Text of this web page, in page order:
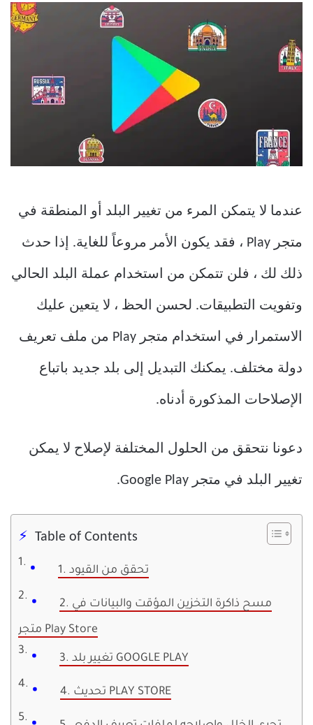
عندما لا يتمكن المرء من تغيير البلد أو المنطقة في
متجر Play ، فقد يكون الأمر مروعاً للغاية. إذا حدث
ذلك لك ، فلن تتمكن من استخدام عملة البلد الحالي
وتفويت التطبيقات. لحسن الحظ ، لا يتعين عليك
الاستمرار في استخدام متجر Play من ملف تعريف
دولة مختلف. يمكنك التبديل إلى بلد جديد باتباع
الإصلاحات المذكورة أدناه.
دعونا نتحقق من الحلول المختلفة لإصلاح لا يمكن
تغيير البلد في متجر Google Play.
Table of Contents
1. تحقق من القيود
2. مسح ذاكرة التخزين المؤقت والبيانات في
متجر Play Store
3. تغيير بلد GOOGLE PLAY
4. تحديث PLAY STORE